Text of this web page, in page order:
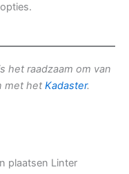
het raadzaam om van
met het Kadaster.
plaatsen Linter